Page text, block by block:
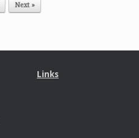
Next »
Links